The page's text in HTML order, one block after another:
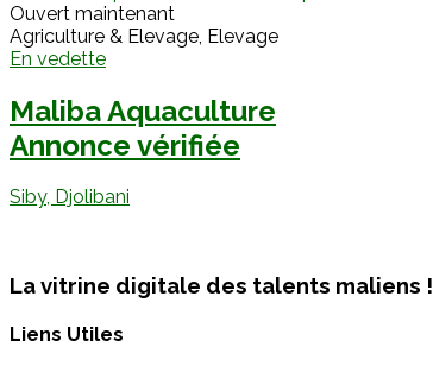
Ouvert maintenant
Agriculture & Elevage, Elevage
En vedette
Maliba Aquaculture
Annonce vérifiée
Siby, Djolibani
La vitrine digitale des talents maliens !
Liens Utiles